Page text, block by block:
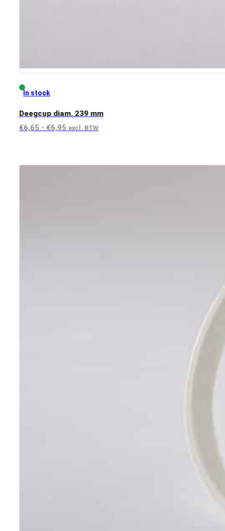
In stock
Deegcup diam. 239 mm
€6,65 - €6,95 Prijsklasse:
excl. BTW